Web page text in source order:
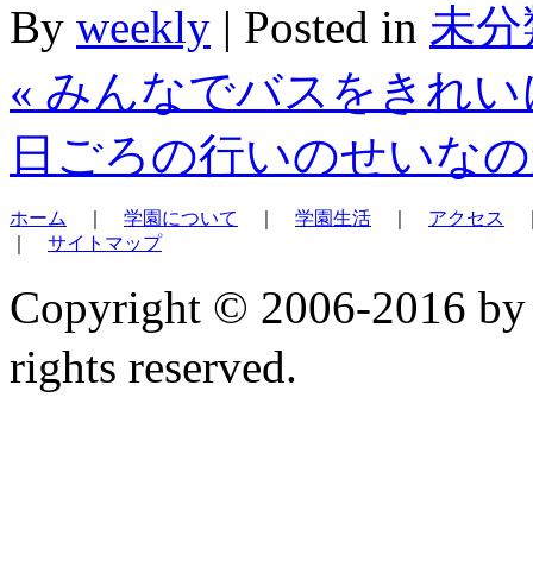
By weekly | Posted in 未
« みんなでバスをきれ
日ごろの行いのせいな
ホーム 学園について 学園生活 アクセス
サイトマップ
Copyright © 2006-2016
rights reserved.